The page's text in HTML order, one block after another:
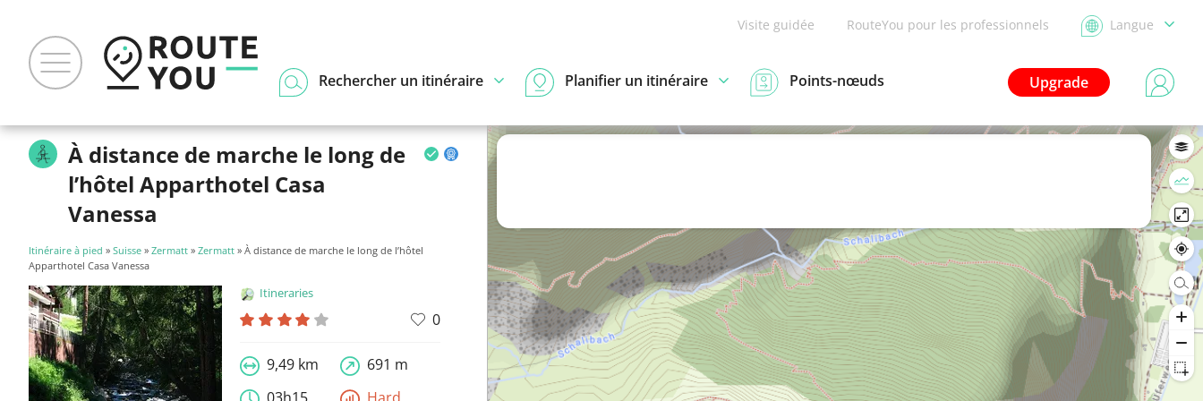
Visite guidée RouteYou pour les professionnels Langue
Upgrade
Rechercher un itinéraire Planifier un itinéraire Points-nœuds
À distance de marche le long de
l’hôtel Apparthotel Casa
Vanessa
Itinéraire à pied » Suisse » Zermatt » Zermatt » À distance de marche le long de l’hôtel
Apparthotel Casa Vanessa
Itineraries
0
9,49 km
691 m